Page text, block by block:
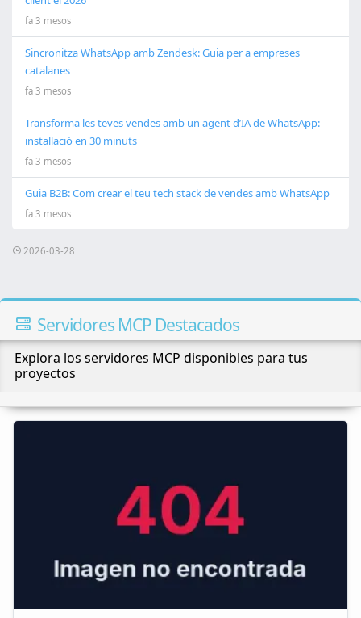
fa 3 mesos
Sincronitza WhatsApp amb Zendesk: Guia per a empreses
catalanes
fa 3 mesos
Transforma les teves vendes amb un agent d’IA de WhatsApp:
instal·lació en 30 minuts
fa 3 mesos
Guia B2B: Com crear el teu tech stack de vendes amb WhatsApp
fa 3 mesos
2026-03-28
Servidores MCP Destacados
Explora los servidores MCP disponibles para tus
proyectos